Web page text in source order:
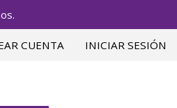
CUENTA INICIAR SESIÓN